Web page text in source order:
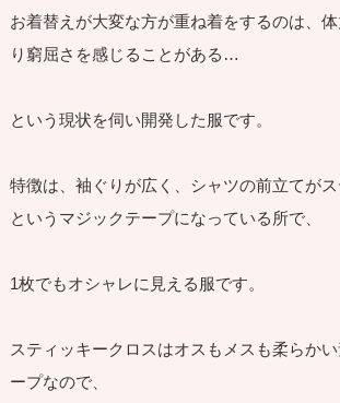
お着替えが大変な方が重ね着をするのは、
り窮屈さを感じることがある…
という現状を伺い開発した服です。
特徴は、袖ぐりが広く、シャツの前立てが
というマジックテープになっている所で、
1枚でもオシャレに見える服です。
スティッキークロスはオスもメスも柔らか
ープなので、